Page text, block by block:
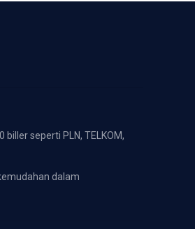
seperti PLN, TELKOM,
dalam